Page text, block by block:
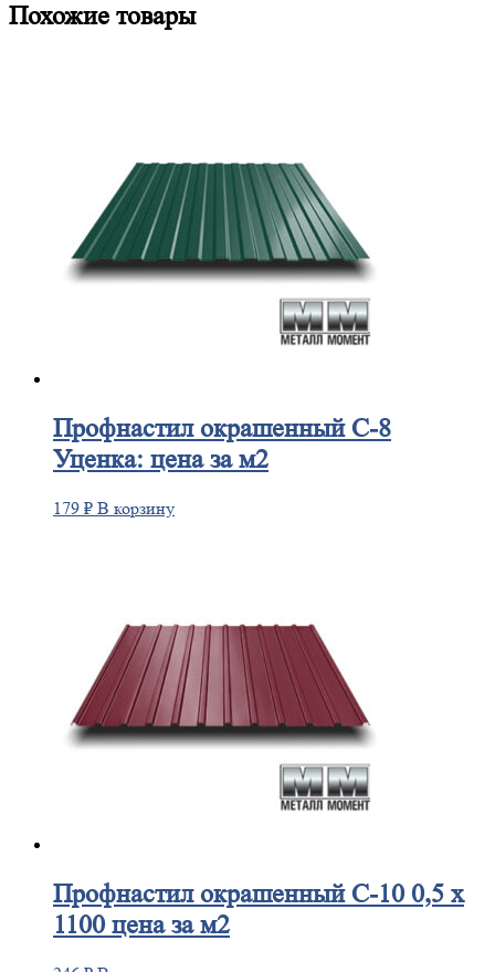
Похожие товары
Профнастилокрашенный С-8
Уценка: цена за м2
179 ₽ В корзину
Профнастилокрашенный С-10 0,5 х
1100 цена за м2